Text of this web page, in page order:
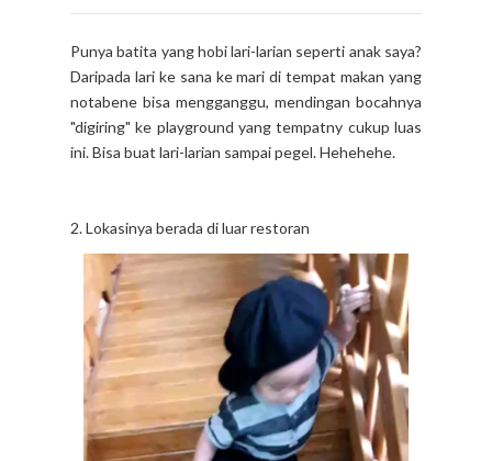
Punya batita yang hobi lari-larian seperti anak saya?
Daripada lari ke sana ke mari di tempat makan yang
notabene bisa mengganggu, mendingan bocahnya
"digiring" ke playground yang tempatny cukup luas
ini. Bisa buat lari-larian sampai pegel. Hehehehe.
2. Lokasinya berada di luar restoran